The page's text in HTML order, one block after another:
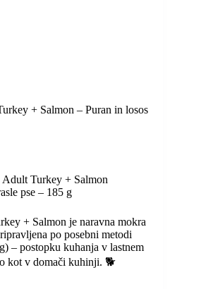
+ Salmon – Puran in losos
Turkey + Salmon
pse – 185 g
+ Salmon je naravna mokra
po posebni metodi
– postopku kuhanja v lastnem
kot v domači kuhinji. 🐕